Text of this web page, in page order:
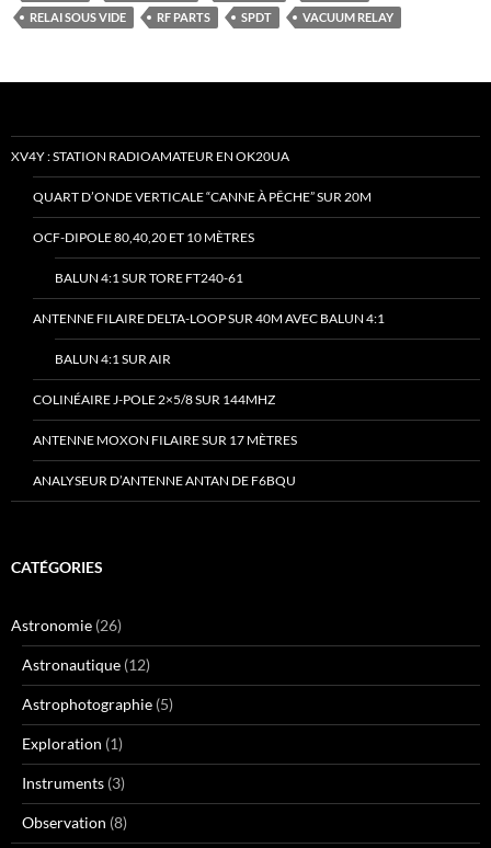
RELAI SOUS VIDE
RF PARTS SPDT VACUUM RELAY
XV4Y : STATION RADIOAMATEUR EN OK20UA
QUART D’ONDE VERTICALE “CANNE À PÊCHE” SUR 20M
OCF-DIPOLE 80,40,20 ET 10 MÈTRES
BALUN 4:1 SUR TORE FT240-61
ANTENNE FILAIRE DELTA-LOOP SUR 40M AVEC BALUN 4:1
BALUN 4:1 SUR AIR
COLINÉAIRE J-POLE 2×5/8 SUR 144MHZ
ANTENNE MOXON FILAIRE SUR 17 MÈTRES
ANALYSEUR D’ANTENNE ANTAN DE F6BQU
CATÉGORIES
Astronomie (26)
Astronautique (12)
Astrophotographie (5)
Exploration (1)
Instruments (3)
Observation (8)